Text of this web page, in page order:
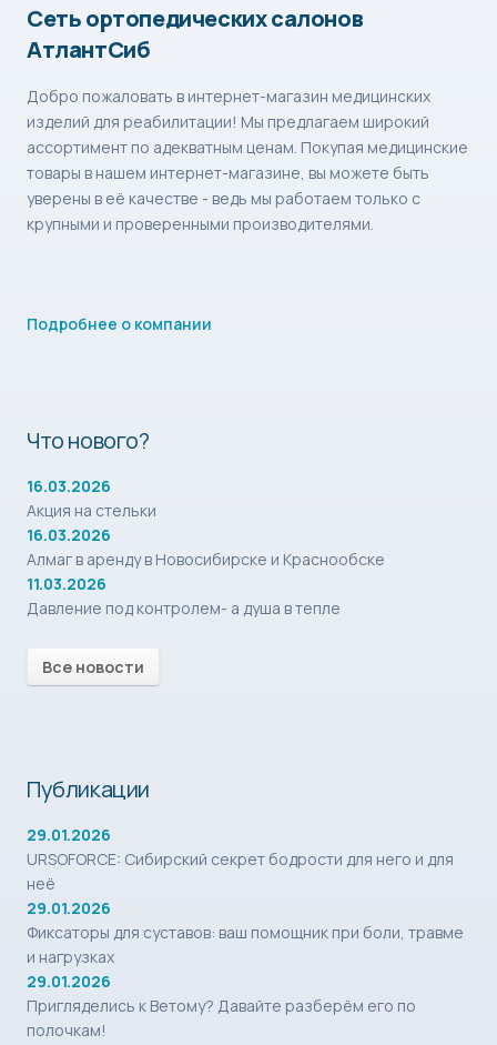
Сеть ортопедических салонов
АтлантСиб
Добро пожаловать в интернет-магазин медицинских
изделий для реабилитации! Мы предлагаем широкий
ассортимент по адекватным ценам. Покупая медицинские
товары в нашем интернет-магазине, вы можете быть
уверены в её качестве - ведь мы работаем только с
крупными и проверенными производителями.
Подробнее о компании
Что нового?
16.03.2026
Акция на стельки
16.03.2026
Алмаг в аренду в Новосибирске и Краснообске
11.03.2026
Давление под контролем- а душа в тепле
Все новости
Публикации
29.01.2026
URSOFORCE: Сибирский секрет бодрости для него и для
неё
29.01.2026
Фиксаторы для суставов: ваш помощник при боли, травме
и нагрузках
29.01.2026
Пригляделись к Ветому? Давайте разберём его по
полочкам!